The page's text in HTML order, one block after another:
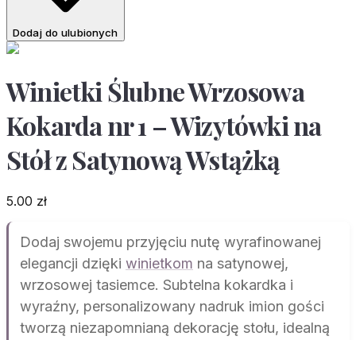
Dodaj do ulubionych
Winietki Ślubne Wrzosowa
Kokarda nr 1 – Wizytówki na
Stół z Satynową Wstążką
5.00 zł
Dodaj swojemu przyjęciu nutę wyrafinowanej
elegancji dzięki winietkom na satynowej,
wrzosowej tasiemce. Subtelna kokardka i
wyraźny, personalizowany nadruk imion gości
tworzą niezapomnianą dekorację stołu, idealną